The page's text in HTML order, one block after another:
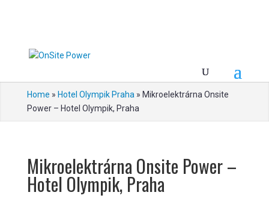
Home » Hotel Olympik Praha » Mikroelektrárna Onsite
Power – Hotel Olympik, Praha
Mikroelektrárna Onsite Power –
Hotel Olympik, Praha